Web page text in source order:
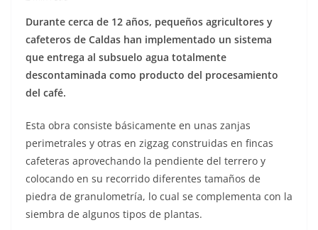
Durante cerca de 12 años, pequeños agricultores y
cafeteros de Caldas han implementado un sistema
que entrega al subsuelo agua totalmente
descontaminada como producto del procesamiento
del café.
Esta obra consiste básicamente en unas zanjas
perimetrales y otras en zigzag construidas en fincas
cafeteras aprovechando la pendiente del terrero y
colocando en su recorrido diferentes tamaños de
piedra de granulometría, lo cual se complementa con la
siembra de algunos tipos de plantas.